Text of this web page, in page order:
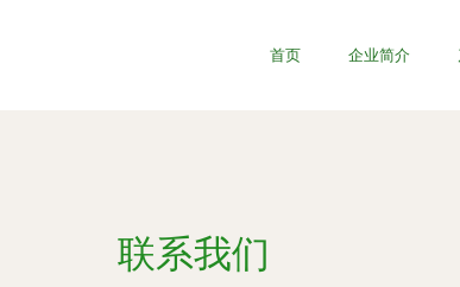
首页 企业简介
联系我们